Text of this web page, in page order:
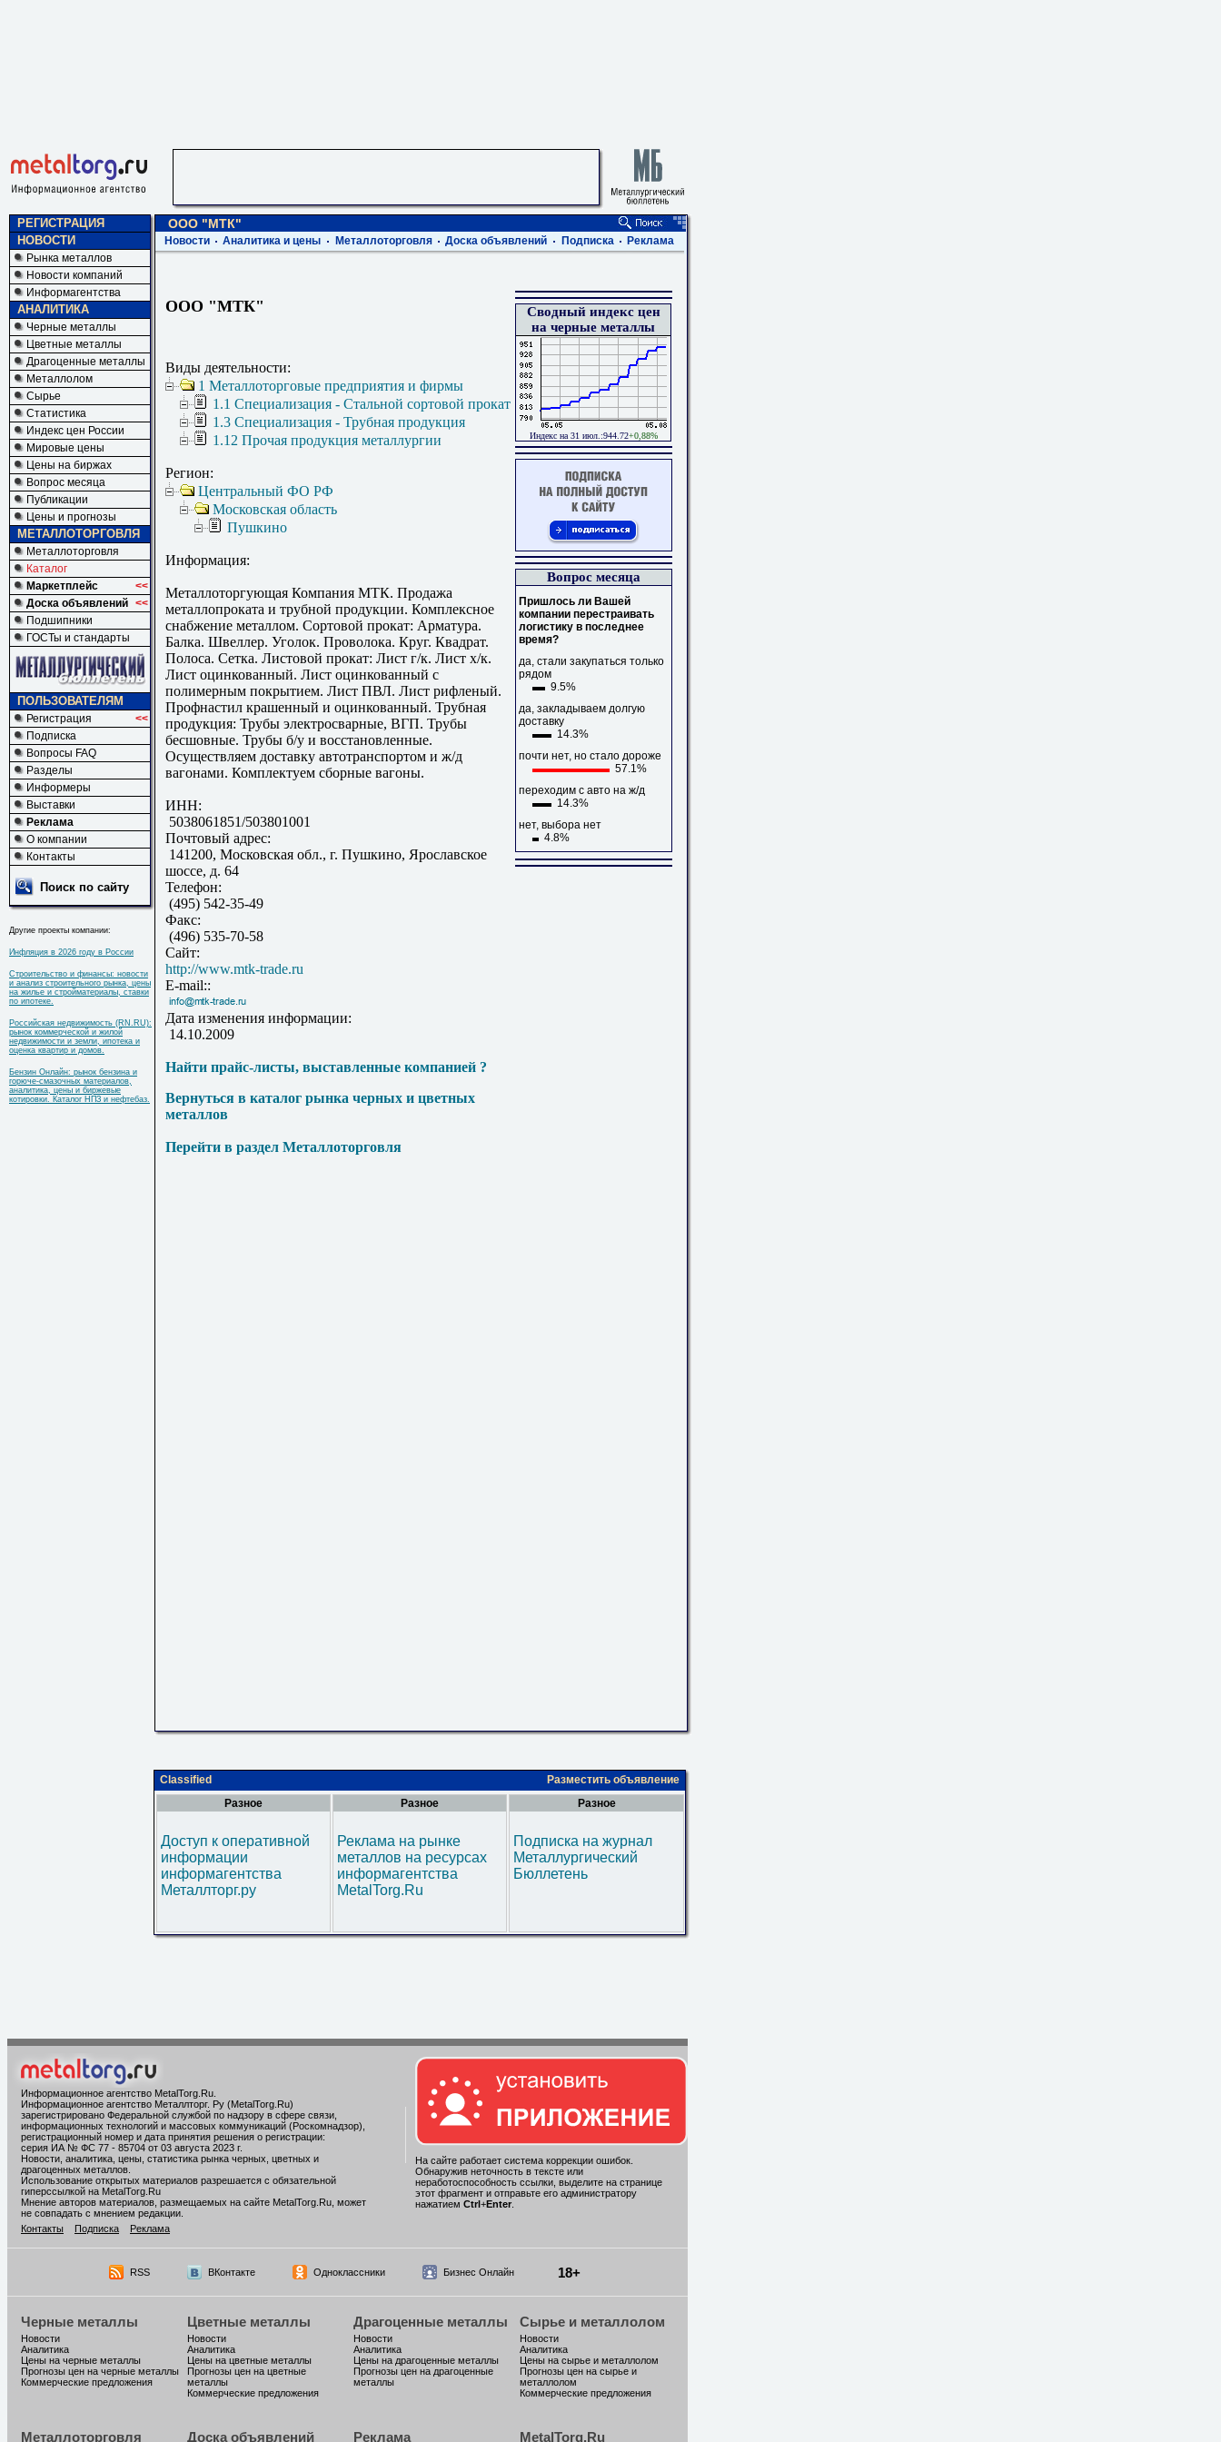
РЕГИСТРАЦИЯ
НОВОСТИ
Рынка металлов
Новости компаний
Информагентства
АНАЛИТИКА
Черные металлы
Цветные металлы
Драгоценные металлы
Металлолом
Сырье
Статистика
Индекс цен России
Мировые цены
Цены на биржах
Вопрос месяца
Публикации
Цены и прогнозы
МЕТАЛЛОТОРГОВЛЯ
Металлоторговля
Каталог
Маркетплейс
<<
Доска объявлений <<
Подшипники
ГОСТы и стандарты
ПОЛЬЗОВАТЕЛЯМ
Регистрация
<<
Подписка
Вопросы FAQ
Разделы
Информеры
Выставки
Реклама
О компании
Контакты
Поиск по сайту
Другие проекты компании:
Инфляция в 2026 году в России
Строительство и финансы: новости
и анализ строительного рынка, цены
на жилье и стройматериалы, ставки
по ипотеке.
Российская недвижимость (RN.RU):
рынок коммерческой и жилой
недвижимости и земли, ипотека и
оценка квартир и домов.
Бензин Онлайн: рынок бензина и
горюче-смазочных материалов,
аналитика, цены и биржевые
котировки. Каталог НПЗ и нефтебаз.
ООО "МТК"
Новости Аналитика и цены Металлоторговля Доска объявлений Подписка Реклама
ООО "МТК"
Виды деятельности:
1 Металлоторговые предприятия и фирмы
1.1 Специализация - Стальной сортовой прокат
1.3 Специализация - Трубная продукция
1.12 Прочая продукция металлургии
Регион:
Центральный ФО РФ
Московская область
Пушкино
Информация:
Металлоторгующая Компания МТК. Продажа
металлопроката и трубной продукции. Комплексное
снабжение металлом. Сортовой прокат: Арматура.
Балка. Швеллер. Уголок. Проволока. Круг. Квадрат.
Полоса. Сетка. Листовой прокат: Лист г/к. Лист х/к.
Лист оцинкованный. Лист оцинкованный с
полимерным покрытием. Лист ПВЛ. Лист рифленый.
Профнастил крашенный и оцинкованный. Трубная
продукция: Трубы электросварные, ВГП. Трубы
бесшовные. Трубы б/у и восстановленные.
Осуществляем доставку автотранспортом и ж/д
вагонами. Комплектуем сборные вагоны.
ИНН:
5038061851/503801001
Почтовый адрес:
141200, Московская обл., г. Пушкино, Ярославское
шоссе, д. 64
Телефон:
(495) 542-35-49
Факс:
(496) 535-70-58
Сайт:
http://www.mtk-trade.ru
E-mail::
Дата изменения информации:
14.10.2009
Найти прайс-листы, выставленные компанией ?
Вернуться в каталог рынка черных и цветных
металлов
Перейти в раздел Металлоторговля
Сводный индекс цен
на черные металлы
Индекс на 31 июл.:944.72+0,88%
Вопрос месяца
Пришлось ли Вашей
компании перестраивать
логистику в последнее
время?
да, стали закупаться только
рядом
9.5%
да, закладываем долгую
доставку
14.3%
почти нет, но стало дороже
57.1%
переходим с авто на ж/д
14.3%
нет, выбора нет
4.8%
Classified
Разместить объявление
Разное
Доступ к оперативной
информации
информагентства
Металлторг.ру
Разное
Реклама на рынке
металлов на ресурсах
информагентства
MetalTorg.Ru
Разное
Подписка на журнал
Металлургический
Бюллетень
Информационное агентство MetalTorg.Ru
Информационное агентство Металлторг. Ру (MetalTorg.Ru)
зарегистрировано Федеральной службой по надзору в сфере связи,
информационных технологий и массовых коммуникаций (Роскомнадзор),
регистрационный номер и дата принятия решения о регистрации:
серия ИА № ФС 77 - 85704 от 03 августа 2023 г.
Новости, аналитика, цены, статистика рынка черных, цветных и
драгоценных металлов.
Использование открытых материалов разрешается с обязательной
гиперссылкой на MetalTorg.Ru
Мнение авторов материалов, размещаемых на сайте MetalTorg.Ru, может
не совпадать с мнением редакции.
Контакты
Подписка Реклама
На сайте работает система коррекции ошибок.
Обнаружив неточность в тексте или
неработоспособность ссылки, выделите на странице
этот фрагмент и отправьте его администратору
нажатием Ctrl +Enter.
RSS ВКонтакте Одноклассники Бизнес Онлайн 18+
Черные металлы
Новости
Аналитика
Цены на черные металлы
Прогнозы цен на черные металлы
Коммерческие предложения
Цветные металлы
Новости
Аналитика
Цены на цветные металлы
Прогнозы цен на цветные
металлы
Коммерческие предложения
Драгоценные металлы
Новости
Аналитика
Цены на драгоценные металлы
Прогнозы цен на драгоценные
металлы
Сырье и металлолом
Новости
Аналитика
Цены на сырье и металлолом
Прогнозы цен на сырье и
металлолом
Коммерческие предложения
Металлоторговля Доска объявлений Реклама MetalTorg.Ru